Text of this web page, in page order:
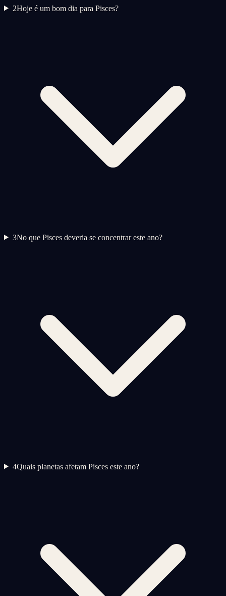
2Hoje é um bom dia para Pisces?
3No que Pisces deveria se concentrar este ano?
4Quais planetas afetam Pisces este ano?